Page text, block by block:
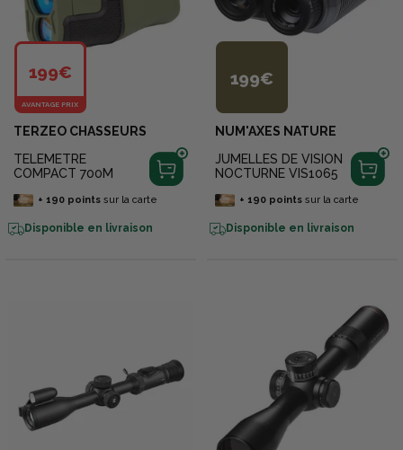
199€
AVANTAGE PRIX
TERZEO CHASSEURS
TELEMETRE
COMPACT 700M
+ 190pointssur la carte
Disponible en livraison
199€
NUM'AXES NATURE
JUMELLES DE VISION
NOCTURNE VIS1065
+ 190pointssur la carte
Disponible en livraison